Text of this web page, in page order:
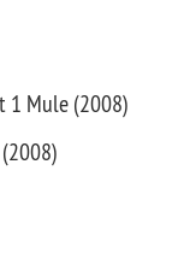
1 Mule (2008)